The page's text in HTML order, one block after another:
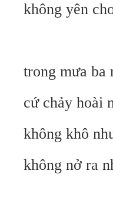
không yên
trong mưa ba
cứ chảy hoài
không khô
không nở ra